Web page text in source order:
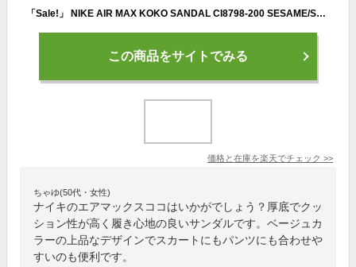
「Sale!」 NIKE AIR MAX KOKO SANDAL CI8798-200 SESAME/SAIL-SANDDRIFT-GUM LIGHT BROWNナイキ ウィメンズエアマックス ココサンダル セサミ サンドリフト ガム レディース ハイブリッドサンダル 厚底
この商品をサイトでみる
価格と在庫を楽天でチェック >>
ちゃゆ(50代・女性)
ナイキのエアマックスココはいかがでしょう？厚底でクッ
ション性が高く履き心地の良いサンダルです。ベージュカ
ラーの上品なデザインでスカートにもパンツにも合わせや
すいのも便利です。